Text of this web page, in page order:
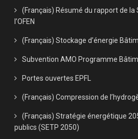
(Français) Résumé du rapport de
l’OFEN
(Français) Stockage d’énergie
Subvention AMO Programme
Portes ouvertes EPFL
(Français) Compression de
(Français) Stratégie énergétique
publics (SETP 2050)